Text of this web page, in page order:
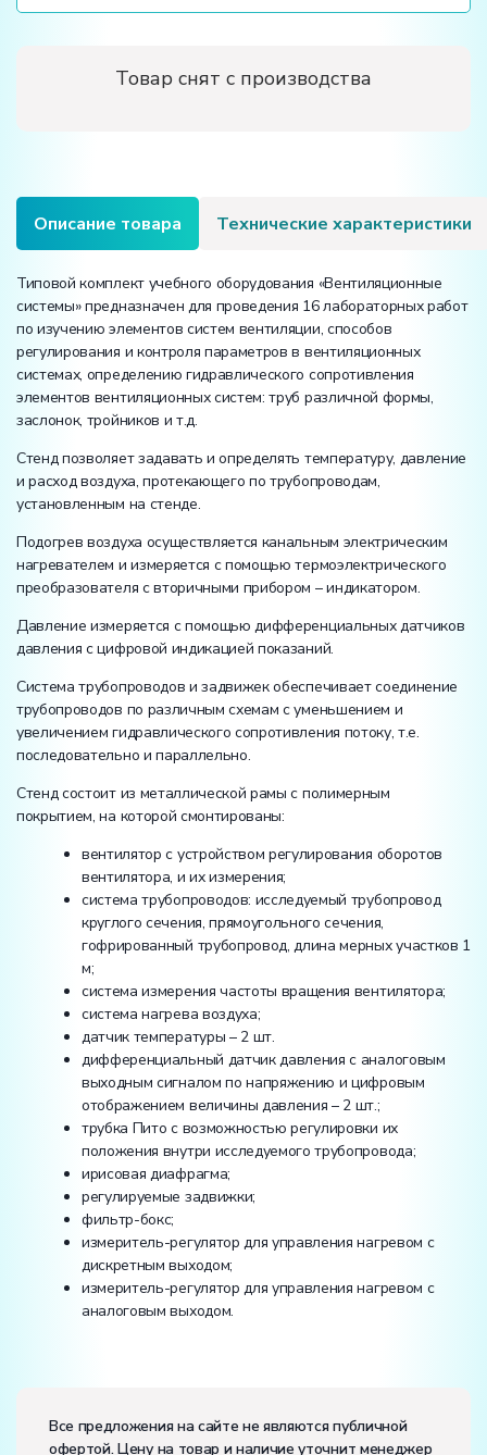
Товар снят с производства
Описание товара Технические характеристики
Типовой комплект учебного оборудования «Вентиляционные
системы» предназначен для проведения 16 лабораторных работ
по изучению элементов систем вентиляции, способов
регулирования и контроля параметров в вентиляционных
системах, определению гидравлического сопротивления
элементов вентиляционных систем: труб различной формы,
заслонок, тройников и т.д.
Стенд позволяет задавать и определять температуру, давление
и расход воздуха, протекающего по трубопроводам,
установленным на стенде.
Подогрев воздуха осуществляется канальным электрическим
нагревателем и измеряется с помощью термоэлектрического
преобразователя с вторичными прибором – индикатором.
Давление измеряется с помощью дифференциальных датчиков
давления с цифровой индикацией показаний.
Система трубопроводов и задвижек обеспечивает соединение
трубопроводов по различным схемам с уменьшением и
увеличением гидравлического сопротивления потоку, т.е.
последовательно и параллельно.
Стенд состоит из металлической рамы с полимерным
покрытием, на которой смонтированы:
вентилятор с устройством регулирования оборотов
вентилятора, и их измерения;
система трубопроводов: исследуемый трубопровод
круглого сечения, прямоугольного сечения,
гофрированный трубопровод, длина мерных участков 1
м;
система измерения частоты вращения вентилятора;
система нагрева воздуха;
датчик температуры – 2 шт.
дифференциальный датчик давления с аналоговым
выходным сигналом по напряжению и цифровым
отображением величины давления – 2 шт.;
трубка Пито с возможностью регулировки их
положения внутри исследуемого трубопровода;
ирисовая диафрагма;
регулируемые задвижки;
фильтр-бокс;
измеритель-регулятор для управления нагревом с
дискретным выходом;
измеритель-регулятор для управления нагревом с
аналоговым выходом.
частота, Гц:50
Все предложения на сайте не являются публичной
офертой. Цену на товар и наличие уточнит менеджер